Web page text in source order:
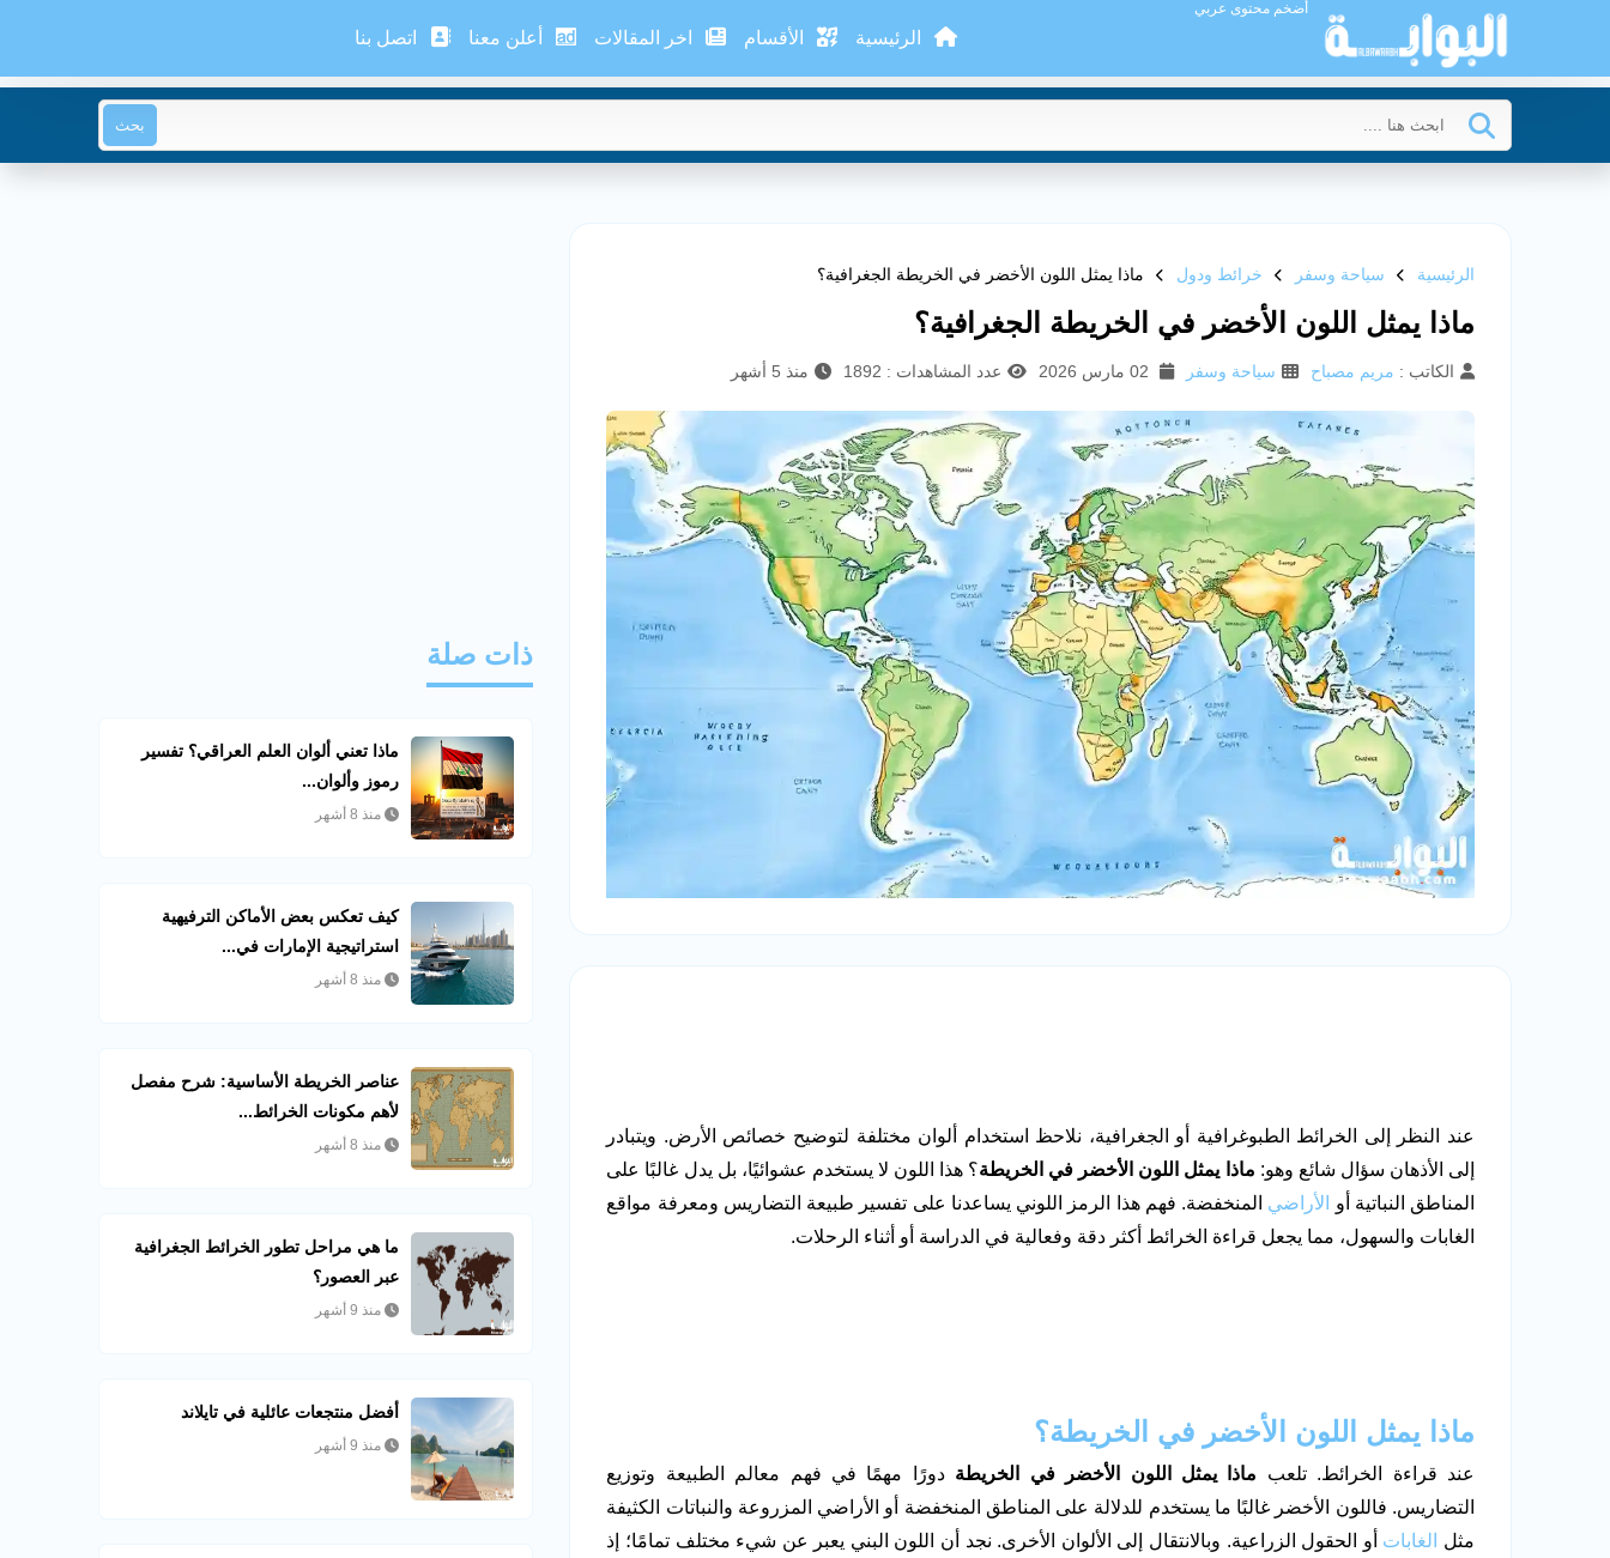
أضخم محتوى عربي
الرئيسية الأقسام اخر المقالات أعلن معنا اتصل بنا
بحث
الرئيسية سياحة وسفر خرائط ودول ماذا يمثل اللون الأخضر في الخريطة الجغرافية؟
ماذا يمثل اللون الأخضر في الخريطة الجغرافية؟
الكاتب : مريم مصباح سياحة وسفر عدد المشاهدات : 1892 منذ 5 أشهر
عند النظر إلى الخرائط الطبوغرافية أو الجغرافية، نلاحظ استخدام ألوان مختلفة لتوضيح خصائص الأرض. ويتبادر
إلى الأذهان سؤال شائع وهو: ماذا يمثل اللون الأخضر في الخريطة؟ هذا اللون لا يستخدم عشوائيًا، بل يدل غالبًا على
المناطق النباتية أو
الأراضي المنخفضة. فهم هذا الرمز اللوني يساعدنا على تفسير طبيعة التضاريس ومعرفة مواقع
الغابات والسهول، مما يجعل قراءة الخرائط أكثر دقة وفعالية في الدراسة أو أثناء الرحلات.
ماذا يمثل اللون الأخضر في الخريطة؟
عند قراءة الخرائط. تلعب ماذا يمثل اللون الأخضر في الخريطة دورًا مهمًا في فهم معالم الطبيعة وتوزيع
التضاريس. فاللون الأخضر غالبًا ما يستخدم للدلالة على المناطق المنخفضة أو الأراضي المزروعة والنباتات الكثيفة
مثل
الغابات أو الحقول الزراعية. وبالانتقال إلى الألوان الأخرى. نجد أن اللون البني يعبر عن شيء مختلف تمامًا؛ إذ
ذات صلة
ماذا تعني ألوان العلم العراقي؟ تفسير
رموز وألوان...
منذ 8 أشهر
كيف تعكس بعض الأماكن الترفيهية
استراتيجية الإمارات في...
منذ 8 أشهر
عناصر الخريطة الأساسية: شرح مفصل
لأهم مكونات الخرائط...
منذ 8 أشهر
ما هي مراحل تطور الخرائط الجغرافية
عبر العصور؟
منذ 9 أشهر
أفضل منتجعات عائلية في تايلاند
منذ 9 أشهر